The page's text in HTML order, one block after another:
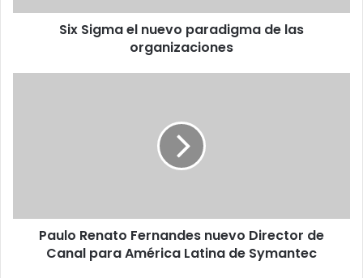
Six Sigma el nuevo paradigma de las
organizaciones
América
LatinaPaulo Renato Fernandes nuevo Director de
Canal para América Latina de Symantec